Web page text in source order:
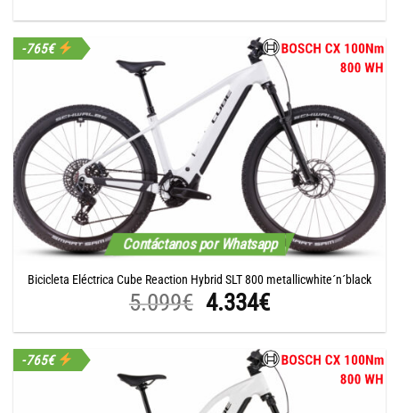
Contáctanos por Whatsapp
-765€
Bicicleta Eléctrica Cube Reaction Hybrid SLT 800 metallicwhite´n´black
5.099€ El
precio
original
5.099€.
4.334€El
precio
actual
es:
4.334€.
-765€